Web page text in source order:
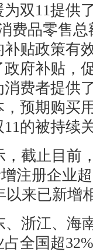
双11提供
费品零售
贴政策有
府补贴，
费者提供
预期购买
的被持续
截止目前
注册企业
以来已新增
浙江、海
全国超